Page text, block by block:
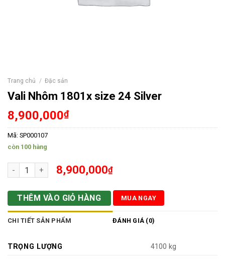
Trang chủ / Đặc sản
Vali Nhôm 1801x size 24 Silver
8,900,000₫
Mã: SP000107
còn 100 hàng
Vali Nhôm 1801x size 24 Silver số lượng
8,900,000₫
THÊM VÀO GIỎ HÀNG MUA NGAY
CHI TIẾT SẢN PHẨM ĐÁNH GIÁ (0)
TRỌNG LƯỢNG 4100 kg